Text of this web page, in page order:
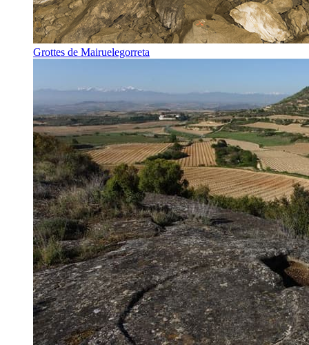
Grottes de Mairuelegorreta